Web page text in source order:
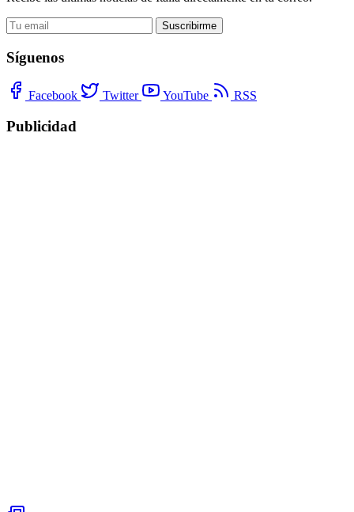
Suscribirme
Síguenos
Facebook Twitter YouTube RSS
Publicidad